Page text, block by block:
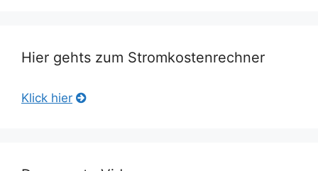
Hier gehts zum Stromkostenrechner
Klick hier